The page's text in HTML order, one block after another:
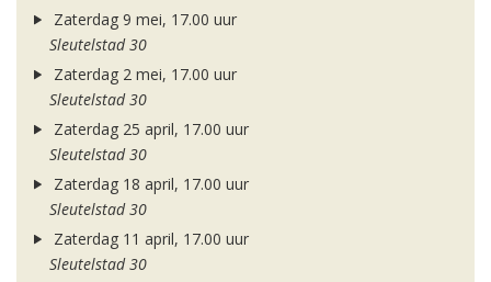
Zaterdag 9 mei, 17.00 uur
Sleutelstad 30
Zaterdag 2 mei, 17.00 uur
Sleutelstad 30
Zaterdag 25 april, 17.00 uur
Sleutelstad 30
Zaterdag 18 april, 17.00 uur
Sleutelstad 30
Zaterdag 11 april, 17.00 uur
Sleutelstad 30